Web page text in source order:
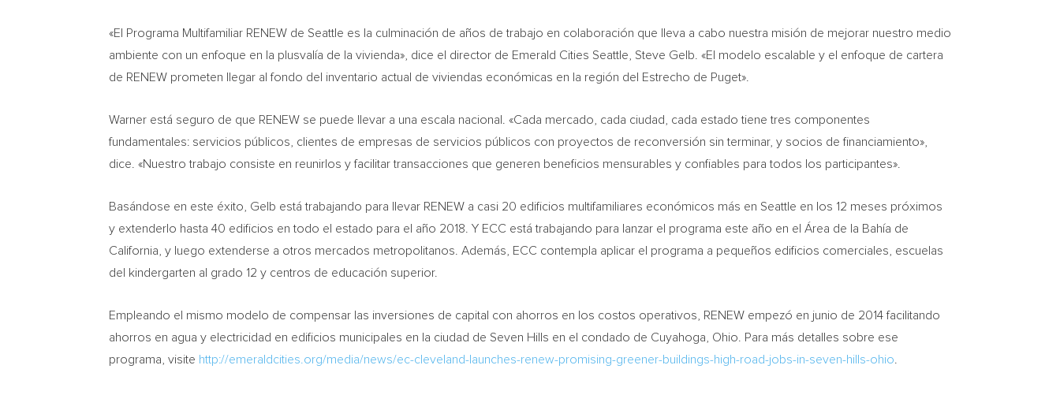
«El Programa Multifamiliar RENEW de Seattle es la culminación de años de trabajo en colaboración que lleva a cabo nuestra misión de mejorar nuestro medio
ambiente con un enfoque en la plusvalía de la vivienda», dice el director de Emerald Cities Seattle, Steve Gelb . «El modelo escalable y el enfoque de cartera
de RENEW prometen llegar al fondo del inventario actual de viviendas económicas en la región del Estrecho de Puget».
Warner está seguro de que RENEW se puede llevar a una escala nacional. «Cada mercado, cada ciudad, cada estado tiene tres componentes
fundamentales: servicios públicos, clientes de empresas de servicios públicos con proyectos de reconversión sin terminar, y socios de financiamiento»,
dice. «Nuestro trabajo consiste en reunirlos y facilitar transacciones que generen beneficios mensurables y confiables para todos los participantes».
Basándose en este éxito, Gelb está trabajando para llevar RENEW a casi 20 edificios multifamiliares económicos más en Seattle en los 12 meses próximos
y extenderlo hasta 40 edificios en todo el estado para el año 2018. Y ECC está trabajando para lanzar el programa este año en el Área de la Bahía de
California , y luego extenderse a otros mercados metropolitanos. Además, ECC contempla aplicar el programa a pequeños edificios comerciales, escuelas
del kindergarten al grado 12 y centros de educación superior.
Empleando el mismo modelo de compensar las inversiones de capital con ahorros en los costos operativos, RENEW empezó en junio de 2014 facilitando
ahorros en agua y electricidad en edificios municipales en la ciudad de Seven Hills en el condado de Cuyahoga, Ohio . Para más detalles sobre ese
programa, visite http://emeraldcities.org/media/news/ec-cleveland-launches-renew-promising-greener-buildings-high-road-jobs-in-seven-hills-ohio